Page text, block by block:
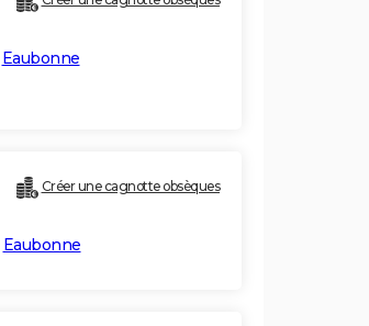
Eaubonne
Créer une cagnotte obsèques
Eaubonne